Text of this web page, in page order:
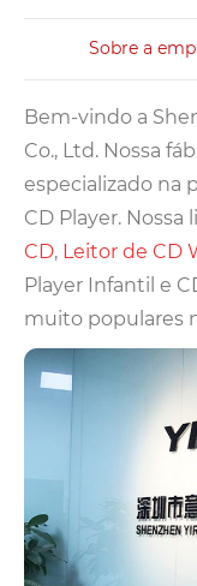
Sobre a
Bem-vindo a
Co., Ltd. Nossa
especializado na
CD Player.
CD, Leitor de CD
Player Infantil e
muito populares